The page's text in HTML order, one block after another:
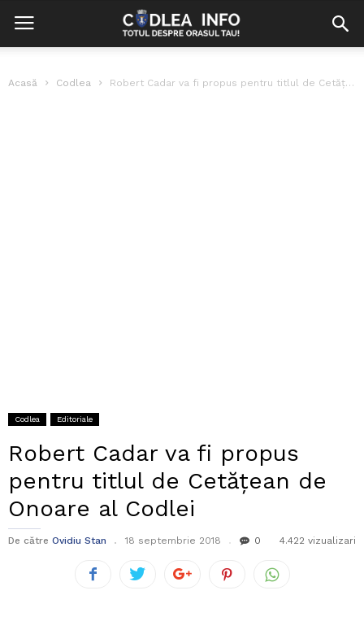
Acasă Codlea Robert Cadar va fi propus pentru titlul de Cetățean de Onoare al...
Codlea Editoriale
Robert Cadar va fi propus
pentru titlul de Cetățean de
Onoare al Codlei
De către Ovidiu Stan 18 septembrie 2018 0 4.422 vizualizari